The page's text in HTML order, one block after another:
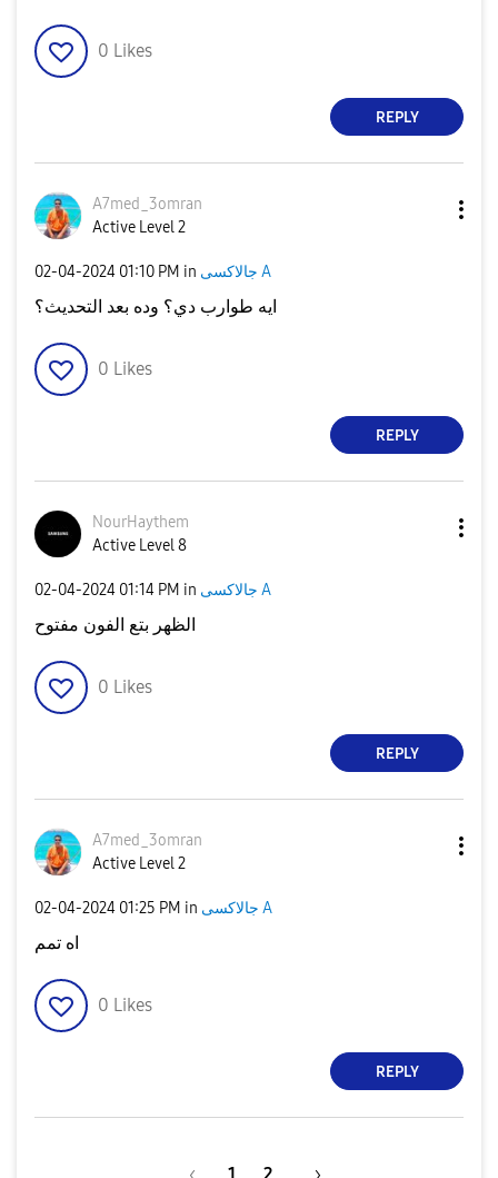
0 Likes
REPLY
A7med_3omran
Active Level 2
‎02-04-2024 01:10 PM in جالاكسى A
ايه طوارب دي؟ وده بعد التحديث؟
0 Likes
REPLY
NourHaythem
Active Level 8
‎02-04-2024 01:14 PM in جالاكسى A
الظهر بتع الفون مفتوح
0 Likes
REPLY
A7med_3omran
Active Level 2
‎02-04-2024 01:25 PM in جالاكسى A
اه تمم
0 Likes
REPLY